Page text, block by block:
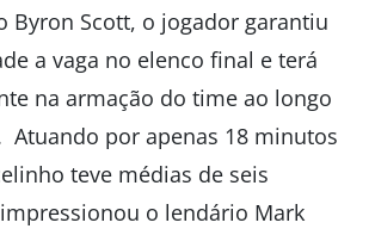
Byron Scott, o jogador garantiu
a vaga no elenco final e terá
na armação do time ao longo
Atuando por apenas 18 minutos
teve médias de seis
o lendário Mark